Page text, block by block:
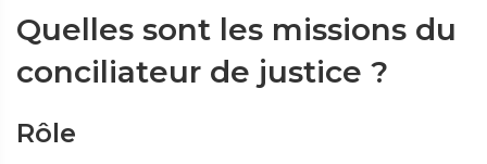
Quelles sont les missions du
conciliateur de justice ?
Rôle